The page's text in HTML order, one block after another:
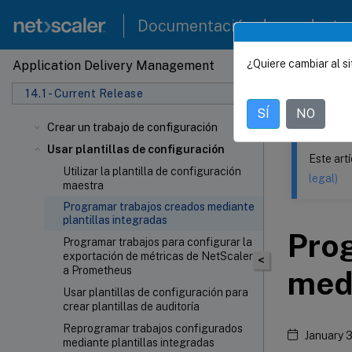
Documentación de
Application Delivery Management
14.1 - Current Release
Crear un trabajo de configuración
Usar plantillas de configuración
Utilizar la plantilla de configuración
maestra
Programar trabajos creados mediante
plantillas integradas
Programar trabajos para configurar la
exportación de métricas de NetScaler
a Prometheus
Usar plantillas de configuración para
crear plantillas de auditoría
Reprogramar trabajos configurados
mediante plantillas integradas
Este
<
Este
legal)
January
¿Quiere cambiar al
SÍ NO